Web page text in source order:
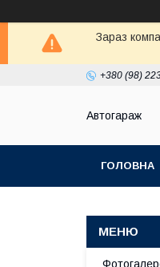
Зараз
+380 (98)
Автогараж
ГОЛОВНА